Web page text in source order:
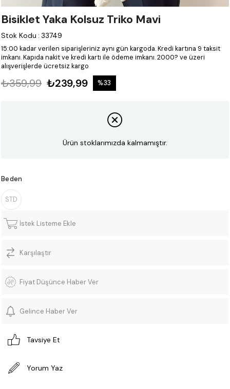
Bisiklet Yaka Kolsuz Triko Mavi
Stok Kodu : 33749
15:00 kadar verilen siparişleriniz aynı gün kargoda.Kredi kartına 9 taksit
imkanı.Kapıda nakit ve kredi kartı ile ödeme imkanı.2000? ve üzeri
alışverişlerde ücretsiz kargo
₺359,99 ₺239,99 %33
Ürün stoklarımızda kalmamıştır.
Beden
STD
İstek Listeme Ekle
Karşılaştır
Fiyat Düşünce Haber Ver
Gelince Haber Ver
Tavsiye Et
Yorum Yaz